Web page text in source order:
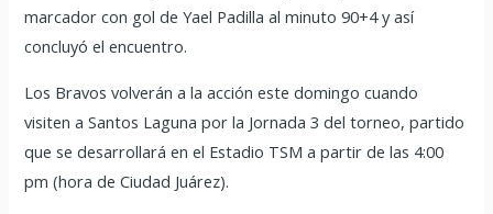
marcador con gol de Yael Padilla al minuto 90+4 y así
concluyó el encuentro.
Los Bravos volverán a la acción este domingo cuando
visiten a Santos Laguna por la Jornada 3 del torneo, partido
que se desarrollará en el Estadio TSM a partir de las 4:00
pm (hora de Ciudad Juárez).